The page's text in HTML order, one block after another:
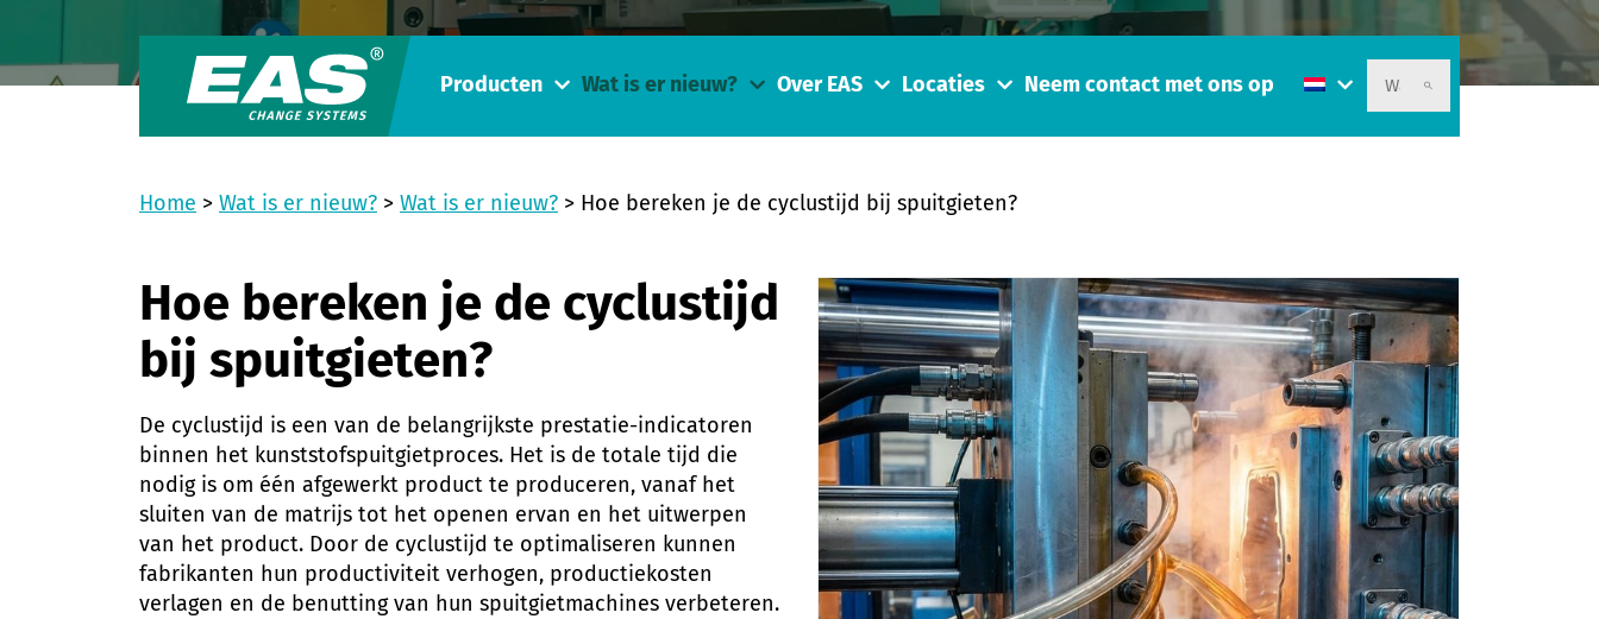
Producten Wat is er nieuw? Over EAS Locaties Neem contact met ons op
Home > Wat is er nieuw? > Wat is er nieuw? > Hoe bereken je de cyclustijd bij spuitgieten?
Hoe bereken je de cyclustijd
bij spuitgieten?
De cyclustijd is een van de belangrijkste prestatie-indicatoren
binnen het kunststofspuitgietproces. Het is de totale tijd die
nodig is om één afgewerkt product te produceren, vanaf het
sluiten van de matrijs tot het openen ervan en het uitwerpen
van het product. Door de cyclustijd te optimaliseren kunnen
fabrikanten hun productiviteit verhogen, productiekosten
verlagen en de benutting van hun spuitgietmachines verbeteren.